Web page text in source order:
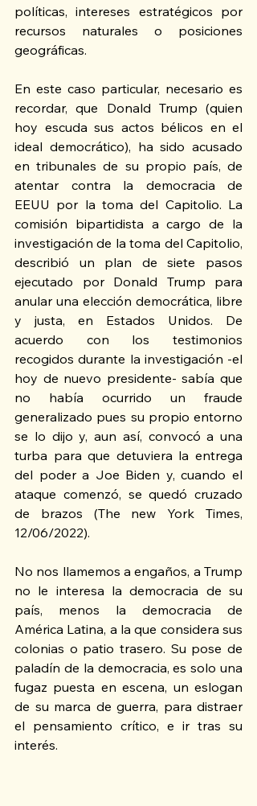
políticas, intereses estratégicos por
recursos naturales o posiciones
geográficas.
En este caso particular, necesario es
recordar, que Donald Trump (quien
hoy escuda sus actos bélicos en el
ideal democrático), ha sido acusado
en tribunales de su propio país, de
atentar contra la democracia de
EEUU por la toma del Capitolio. La
comisión bipartidista a cargo de la
investigación de la toma del Capitolio,
describió un plan de siete pasos
ejecutado por Donald Trump para
anular una elección democrática, libre
y justa, en Estados Unidos. De
acuerdo con los testimonios
recogidos durante la investigación -el
hoy de nuevo presidente- sabía que
no había ocurrido un fraude
generalizado pues su propio entorno
se lo dijo y, aun así, convocó a una
turba para que detuviera la entrega
del poder a Joe Biden y, cuando el
ataque comenzó, se quedó cruzado
de brazos (The new York Times,
12/06/2022).
No nos llamemos a engaños, a Trump
no le interesa la democracia de su
país, menos la democracia de
América Latina, a la que considera sus
colonias o patio trasero. Su pose de
paladín de la democracia, es solo una
fugaz puesta en escena, un eslogan
de su marca de guerra, para distraer
el pensamiento crítico, e ir tras su
interés.